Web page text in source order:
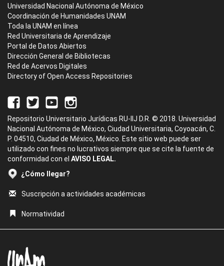
Universidad Nacional Autónoma de México
Coordinación de Humanidades UNAM
Toda la UNAM en línea
Red Universitaria de Aprendizaje
Portal de Datos Abiertos
Dirección General de Bibliotecas
Red de Acervos Digitales
Directory of Open Access Repositories
Repositorio Universitario Jurídicas RU-IIJ D.R. © 2018. Universidad
Nacional Autónoma de México, Ciudad Universitaria, Coyoacán, C.
P. 04510, Ciudad de México, México. Este sitio web puede ser
utilizado con fines no lucrativos siempre que se cite la fuente de
conformidad con el AVISO LEGAL.
¿Cómo llegar?
Suscripción a actividades académicas
Normatividad